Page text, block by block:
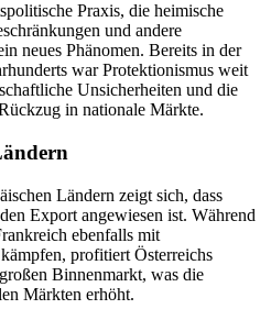
Praxis, die heimische
und andere
neues Phänomen. Bereits in der
war Protektionismus weit
Unsicherheiten und die
in nationale Märkte.
Ländern zeigt sich, dass
Export angewiesen ist. Während
ebenfalls mit
profitiert Österreichs
Binnenmarkt, was die
Märkten erhöht.